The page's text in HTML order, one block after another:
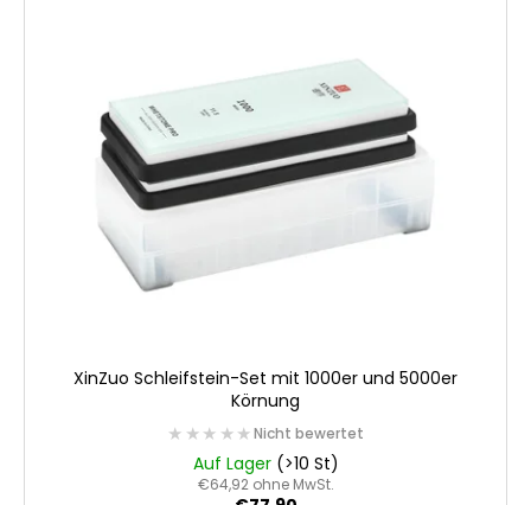
XinZuo Schleifstein-Set mit 1000er und 5000er
Körnung
★★★★★
★★★★★Nicht bewertet
Auf Lager (>10 St)
€64,92 ohne MwSt.